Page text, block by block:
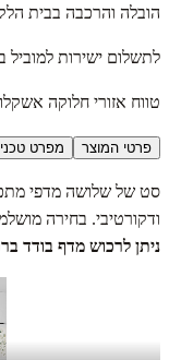
הובלה והרכבה בבית
לתשלום ישירות למוביל
טווח אזורי חלוקה
פרטי המוצר מפרט טכני
סט של שלושה מדפי
ודקורטיבי. בחירה
ניתן לרכוש מדף בודד